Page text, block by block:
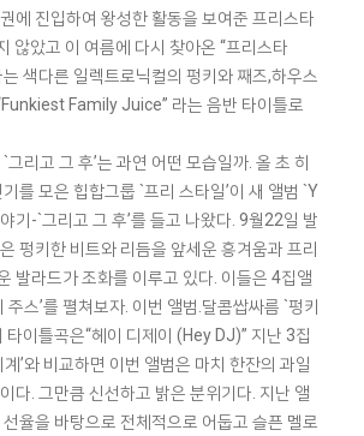
에 진입하여 왕성한 활동을 보여준 프리스타
않았고 이 여름에 다시 찾아온 “프리스타
는 색다른 일렉트로닉컬의 펑키와 째즈,하우스
Family Juice” 라는 음반 타이틀로
그리고 그 후’는 과연 어떤 모습일까. 올 초 히
를 모은 힙합그룹 `프리 스타일’이 새 앨범 `Y
기-`그리고 그 후’를 들고 나왔다. 9월22일 발
펑키한 비트와 리듬을 앞세운 흥겨움과 프리
발라드가 조화를 이루고 있다. 이들은 4집앨
주스’를 펼쳐보자. 이번 앨범.달콤쌉싸름 `펑키
타이틀곡은“헤이 디제이 (Hey DJ)” 지난 3집
’와 비교하면 이번 앨범은 마치 한잔의 과일
다. 그만큼 신선하고 밝은 분위기다. 지난 앨
율을 바탕으로 전체적으로 어둡고 슬픈 멜로